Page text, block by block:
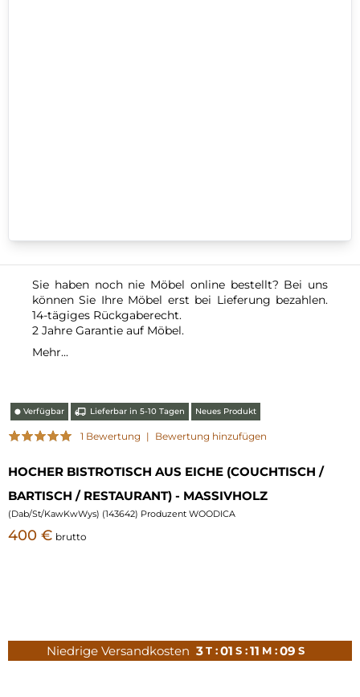
Sie haben noch nie Möbel online bestellt? Bei uns
können Sie Ihre Möbel erst bei Lieferung bezahlen.
14-tägiges Rückgaberecht.
2 Jahre Garantie auf Möbel.
Mehr...
⬤ Verfügbar Lieferbar in 5-10 Tagen Neues Produkt
1 Bewertung | Bewertung hinzufügen
HOCHER BISTROTISCH AUS EICHE (COUCHTISCH /
BARTISCH / RESTAURANT) - MASSIVHOLZ
(Dab/St/KawKwWys) (143642) Produzent WOODICA
400 € brutto
Niedrige Versandkosten 3 T : 01 S : 11 M : 08 S